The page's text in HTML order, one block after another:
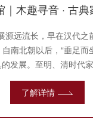
｜木趣寻音 · 古
源远流长，早在汉代之
南北朝以后，“垂足而
发展。至明、清时代
了解详情